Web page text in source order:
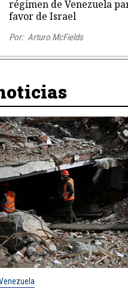
régimen de Venezuela
favor de Israel
Por: Arturo McFields